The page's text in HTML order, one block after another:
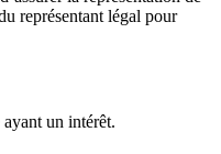
représentant légal pour
un intérêt.